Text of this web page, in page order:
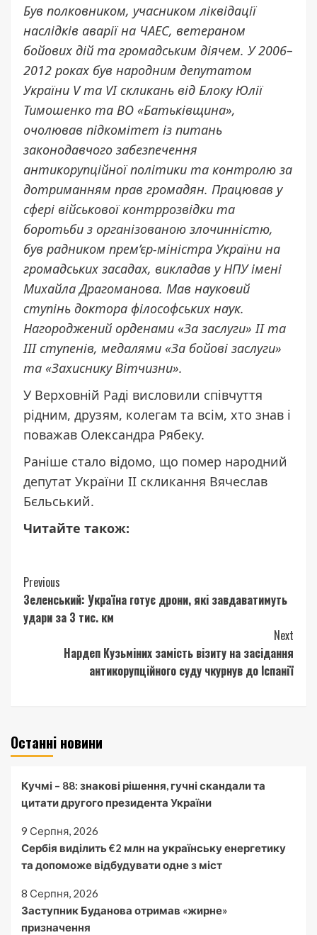
Був полковником, учасником ліквідації
наслідків аварії на ЧАЕС, ветераном
бойових дій та громадським діячем. У 2006–
2012 роках був народним депутатом
України V та VI скликань від Блоку Юлії
Тимошенко та ВО «Батьківщина»,
очолював підкомітет із питань
законодавчого забезпечення
антикорупційної політики та контролю за
дотриманням прав громадян. Працював у
сфері військової контррозвідки та
боротьби з організованою злочинністю,
був радником прем’єр-міністра України на
громадських засадах, викладав у НПУ імені
Михайла Драгоманова. Мав науковий
ступінь доктора філософських наук.
Нагороджений орденами «За заслуги» II та
III ступенів, медалями «За бойові заслуги»
та «Захиснику Вітчизни».
У Верховній Раді висловили співчуття
рідним, друзям, колегам та всім, хто знав і
поважав Олександра Рябеку.
Раніше стало відомо, що помер народний
депутат України II скликання Вячеслав
Бєльський.
Читайте також:
Continue
Reading
Previous
Зеленський: Україна готує дрони, які завдаватимуть
удари за 3 тис. км
Next
Нардеп Кузьміних замість візиту на засідання
антикорупційного суду чкурнув до Іспанії
Останні новини
Кучмі – 88: знакові рішення, гучні скандали та
цитати другого президента України
9 Серпня, 2026
Сербія виділить €2 млн на українську енергетику
та допоможе відбудувати одне з міст
8 Серпня, 2026
Заступник Буданова отримав «жирне»
призначення